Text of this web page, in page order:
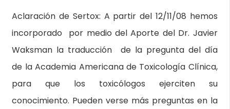
Aclaración de Sertox: A partir del 12/11/08 hemos
incorporado por medio del Aporte del Dr. Javier
Waksman la traducción de la pregunta del día
de la Academia Americana de Toxicología Clínica,
para que los toxicólogos ejerciten su
conocimiento. Pueden verse más preguntas en la